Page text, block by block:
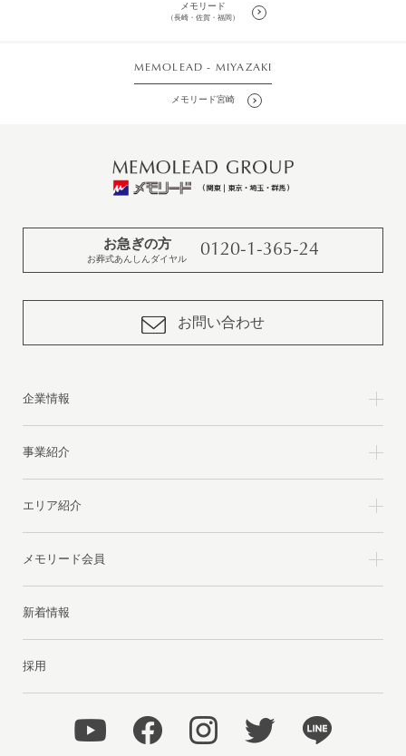
メモリード
（長崎・佐賀・福岡）
MEMOLEAD - MIYAZAKI
メモリード宮崎
お急ぎの方
お葬式あんしんダイヤル 0120-1-365-24
お問い合わせ
企業情報
事業紹介
エリア紹介
メモリード会員
新着情報
採用